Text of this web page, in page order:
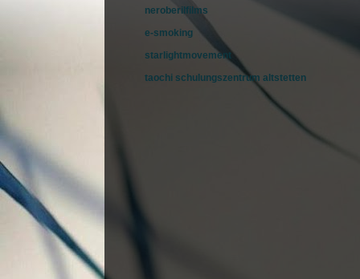
neroberilfilms
e-smoking
starlightmovement
taochi schulungszentrum altstetten